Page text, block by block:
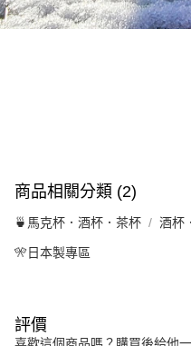
商品相關分類 (2)
🍵馬克杯．酒杯．茶杯 酒杯
🎌日本製專區
評價